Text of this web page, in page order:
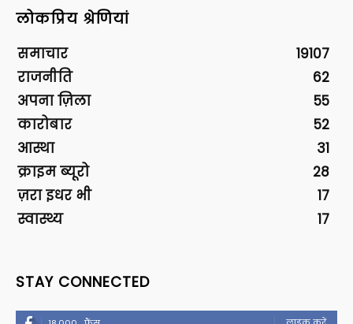
लोकप्रिय श्रेणियां
समाचार
19107
राजनीति
62
अपना ज़िला
55
कारोबार
52
आस्था
31
क्राइम ब्यूरो
28
ज़रा इधर भी
17
स्वास्थ्य
17
STAY CONNECTED